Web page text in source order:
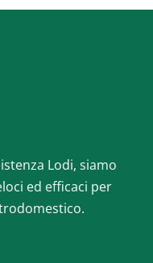
Lodi, siamo
ed efficaci per